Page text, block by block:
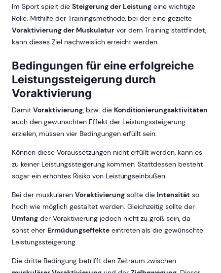
Im Sport spielt die Steigerung der Leistung eine wichtige
Rolle. Mithilfe der Trainingsmethode, bei der eine gezielte
Voraktivierung der Muskulaturvor dem Training stattfindet,
kann dieses Ziel nachweislich erreicht werden.
Bedingungen für eine erfolgreiche
Leistungssteigerung durch
Voraktivierung
Damit Voraktivierung, bzw. die Konditionierungsaktivitäten
auch den gewünschten Effekt der Leistungssteigerung
erzielen, müssen vier Bedingungen erfüllt sein.
Können diese Voraussetzungen nicht erfüllt werden, kann es
zu keiner Leistungssteigerung kommen. Stattdessen besteht
sogar ein erhöhtes Risiko von Leistungseinbußen.
Bei der muskulären Voraktivierungsollte die Intensität so
hoch wie möglich gestaltet werden. Gleichzeitig sollte der
Umfangder Voraktivierung jedoch nicht zu groß sein, da
sonst eher Ermüdungseffekteeintreten als die gewünschte
Leistungssteigerung.
Die dritte Bedingung betrifft den Zeitraum zwischen